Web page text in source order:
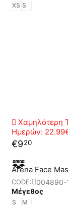
XS S
Χαμηλότερη
Ημερών:
€920
Arena Face
CODE:
004890-
Μέγεθος
S M